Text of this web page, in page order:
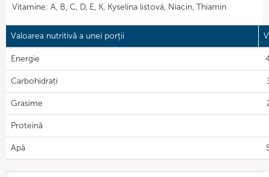
Vitamine: A, B, C, D, E, K, Kyselina listová, Niacin, Thiamin
Valoarea nutritivă a unei porții
Energie
Carbohidrați
Grasime
Proteină
Apă